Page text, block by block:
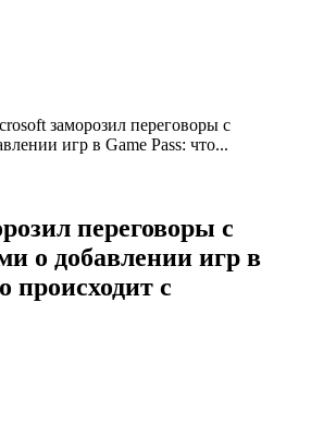
заморозил переговоры с
игр в Game Pass: что...
переговоры с
о добавлении игр в
происходит с